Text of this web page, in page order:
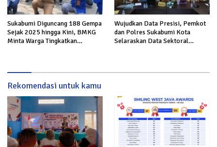
Sukabumi Diguncang 188 Gempa
Sejak 2025 hingga Kini, BMKG
Minta Warga Tingkatkan
Wujudkan Data Presisi, Pemkot
dan Polres Sukabumi Kota
Selaraskan Data Sektoral
Rekomendasi untuk kamu